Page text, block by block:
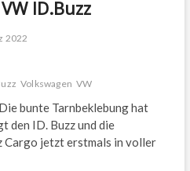
ID.Buzz
2022
Volkswagen VW
bunte Tarnbeklebung hat
den ID. Buzz und die
Cargo jetzt erstmals in voller